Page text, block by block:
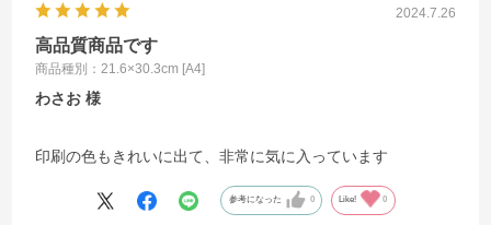
2024.7.26
高品質商品です
商品種別：21.6×30.3cm [A4]
わさお
印刷の色もきれいに出て、非常に気に入っています
参考になった 0 Like! 0